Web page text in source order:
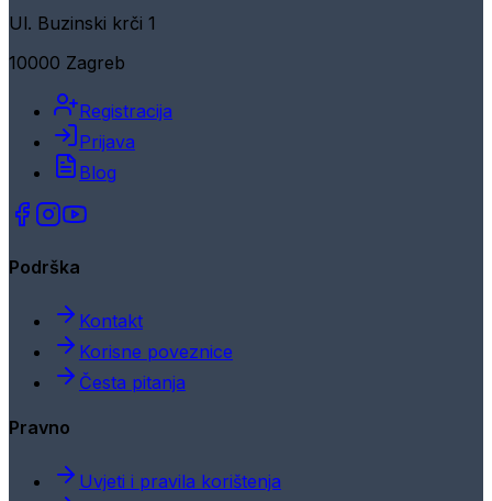
Ul. Buzinski krči 1
10000 Zagreb
Registracija
Prijava
Blog
Podrška
Kontakt
Korisne poveznice
Česta pitanja
Pravno
Uvjeti i pravila korištenja